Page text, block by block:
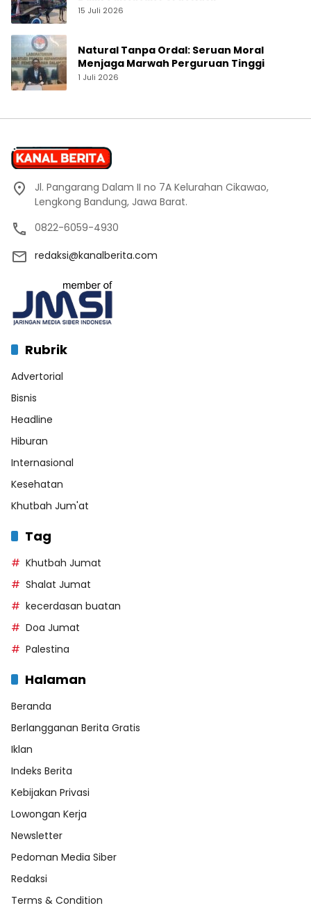
15 Juli 2026
Natural Tanpa Ordal: Seruan Moral
Menjaga Marwah Perguruan Tinggi
1 Juli 2026
Jl. Pangarang Dalam II no 7A Kelurahan Cikawao,
Lengkong Bandung, Jawa Barat.
0822-6059-4930
redaksi@kanalberita.com
Rubrik
Advertorial
Bisnis
Headline
Hiburan
Internasional
Kesehatan
Khutbah Jum'at
Tag
Khutbah Jumat
Shalat Jumat
kecerdasan buatan
Doa Jumat
Palestina
Halaman
Beranda
Berlangganan Berita Gratis
Iklan
Indeks Berita
Kebijakan Privasi
Lowongan Kerja
Newsletter
Pedoman Media Siber
Redaksi
Terms & Condition